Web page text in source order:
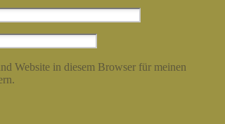
Website in diesem Browser für meinen